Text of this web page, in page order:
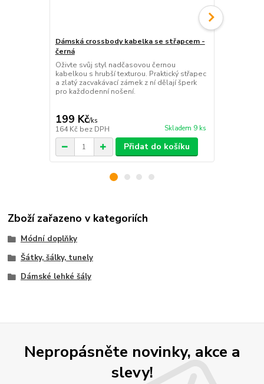
Dámská crossbody kabelka se střapcem -
černá
Oživte svůj styl nadčasovou černou
kabelkou s hrubší texturou. Praktický střapec
a zlatý zacvakávací zámek z ní dělají šperk
pro každodenní nošení.
199 Kč/ks
164 Kč bez DPH Skladem 9 ks
Přidat do košíku
Zboží zařazeno v kategoriích
Módní doplňky
Šátky, šálky, tunely
Dámské lehké šály
Nepropásněte novinky, akce a
slevy!